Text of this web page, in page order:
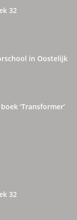
32
in Oostelijk
‘Transformer’
32